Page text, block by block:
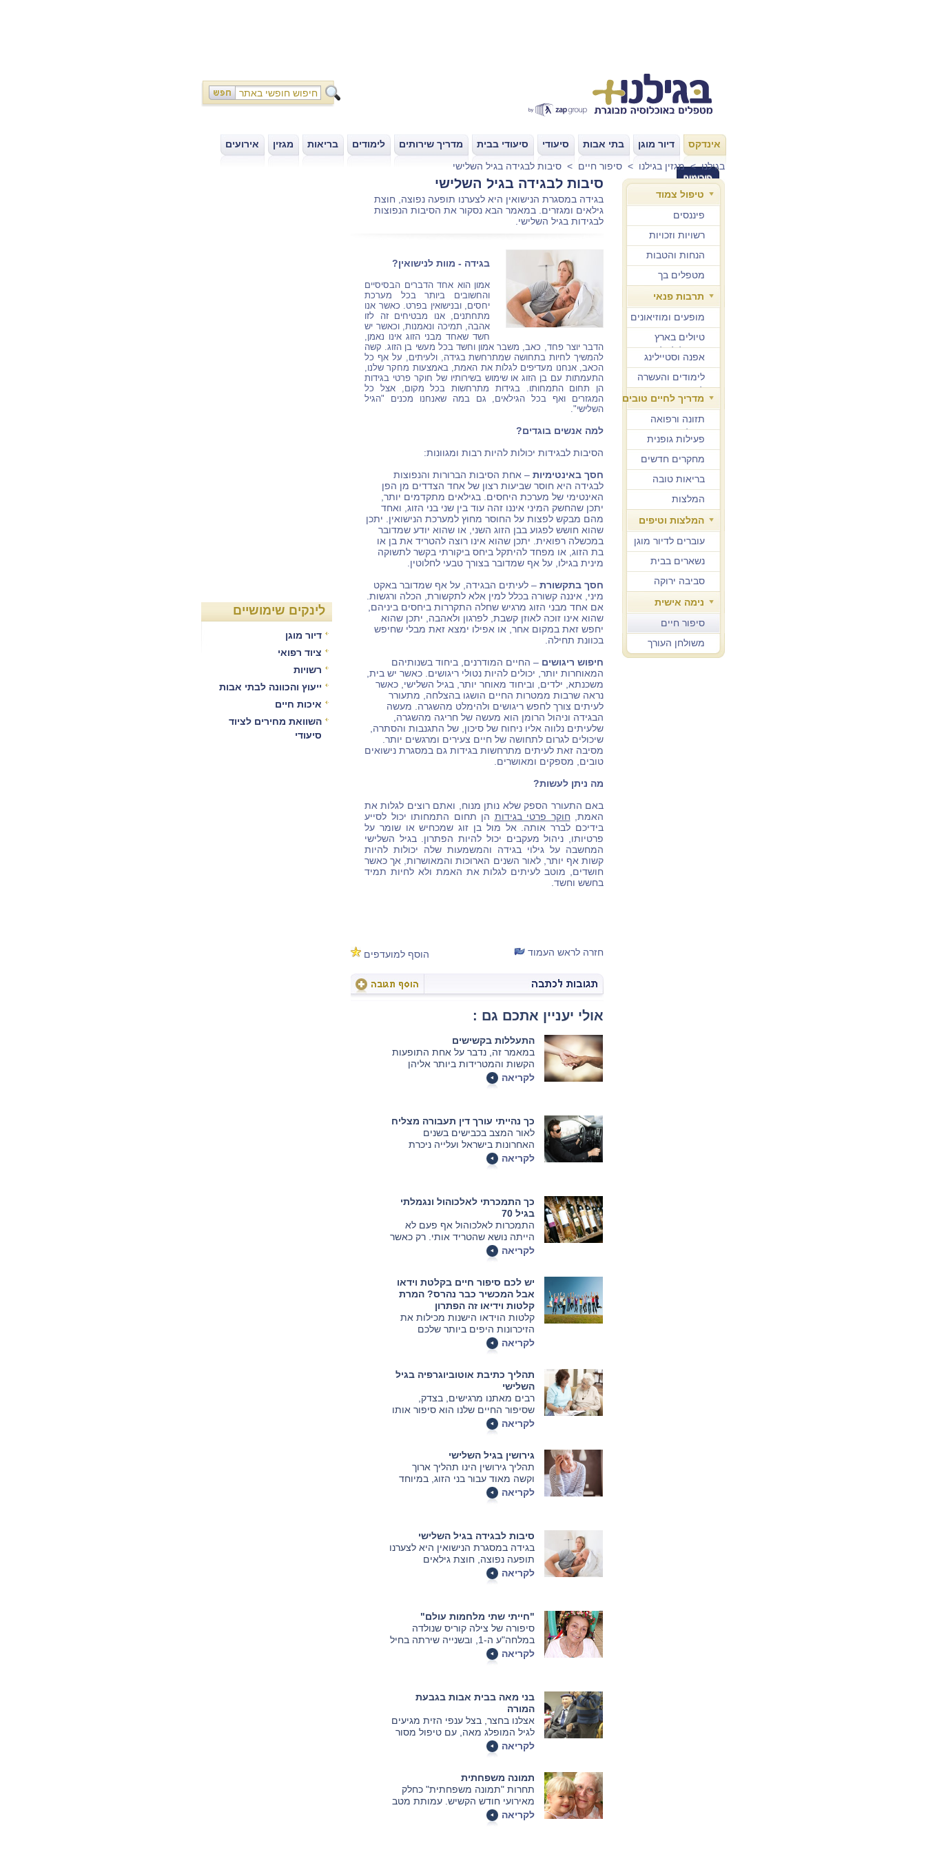
אינדקס דיור מוגן בתי אבות סיעודי סיעודי בבית מדריך שירותים לימודים בריאות מגזין
אירועים
בגילנו>מגזין בגילנו > סיפור חיים > סיבות לבגידה בגיל השלישי
טיפול צמוד
פיננסים
רשויות וזכויות
הנחות והטבות
מטפלים בך
תרבות פנאי
מופעים ומוזיאונים
טיולים בארץ
ובחו"ל לגיל הזהב
אפנה וסטיילינג
לימודים והעשרה
למבוגרים
מדריך לחיים טובים
תזונה ורפואה
משלימה
פעילות גופנית
מחקרים חדשים
בריאות טובה
המלצות
המלצות וטיפים
עוברים לדיור מוגן
נשארים בבית
סביבה ירוקה
נימה אישית
סיפור חיים
משולחן העורך
סיבות לבגידה בגיל השלישי
בגידה במסגרת הנישואין היא לצערנו תופעה נפוצה, חוצת
גילאים ומגזרים. במאמר הבא נסקור את הסיבות הנפוצות
לבגידות בגיל השלישי.
בגידה - מוות לנישואין?
אמון הוא אחד הדברים הבסיסיים
והחשובים ביותר בכל מערכת
יחסים, ובנישואין בפרט. כאשר אנו
מתחתנים, אנו מבטיחים זה לזו
אהבה, תמיכה ונאמנות, וכאשר יש
חשד שאחד מבני הזוג אינו נאמן,
הדבר יוצר פחד, כאב, משבר אמון וחשד בכל מעשי בן הזוג. קשה
להמשיך לחיות בתחושה שמתרחשת בגידה, ולעיתים, על אף כל
הכאב, אנחנו מעדיפים לגלות את האמת, באמצעות מחקר שלנו,
התעמתות עם בן הזוג או שימוש בשירותיו של חוקר פרטי בגידות
הן תחום התמחותו. בגידות מתרחשות בכל מקום, אצל כל
המגזרים ואף בכל הגילאים, גם במה שאנחנו מכנים "הגיל
השלישי".
למה אנשים בוגדים?
הסיבות לבגידות יכולות להיות רבות ומגוונות:
חסך באינטימיות – אחת הסיבות הברורות והנפוצות
לבגידה היא חוסר שביעות רצון של אחד הצדדים מן הפן
האינטימי של מערכת היחסים. בגילאים מתקדמים יותר,
יתכן שהחשק המיני איננו זהה עוד בין שני בני הזוג, ואחד
מהם מבקש לפצות על החוסר מחוץ למערכת הנישואין. יתכן
שהוא חושש לפגוע בבן הזוג השני, או שהוא יודע שמדובר
במכשלה רפואית. יתכן שהוא אינו רוצה להטריד את בן או
בת הזוג, או מפחד להיתקל ביחס ביקורתי בקשר לתשוקה
מינית בגילו, על אף שמדובר בצורך טבעי לחלוטין.
חסך בתקשורת – לעיתים הבגידה, על אף שמדובר באקט
מיני, איננה קשורה בכלל למין אלא לתקשורת, הכלה ורגשות.
אם אחד מבני הזוג מרגיש שחלה התקררות ביחסים ביניהם,
שהוא אינו זוכה לאוזן קשבת, לפרגון ולאהבה, יתכן שהוא
יחפש זאת במקום אחר, או אפילו ימצא זאת מבלי שחיפש
בכוונת תחילה.
חיפוש ריגושים – החיים המודרנים, ביחוד בשנותיהם
המאוחרות יותר, יכולים להיות נטולי ריגושים. כאשר יש בית,
משכנתא, ילדים, וביחוד מאוחר יותר, בגיל השלישי, כאשר
נראה שרבות ממטרות החיים הושגו בהצלחה, מתעורר
לעיתים צורך לחפש ריגושים ולהימלט מהשגרה. מעשה
הבגידה וניהול הרומן הוא מעשה של חריגה מהשגרה,
שלעיתים נלווה אליו ניחוח של סיכון, של התגנבות והסתרה,
שיכולים לגרום לתחושה של חיים צעירים ומרגשים יותר.
מסיבה זאת לעיתים מתרחשות בגידות גם במסגרת נישואים
טובים, מספקים ומאושרים.
מה ניתן לעשות?
באם התעורר הספק שלא נותן מנוח, ואתם רוצים לגלות את
האמת, חוקר פרטי בגידות הן תחום התמחותו יכול לסייע
בידיכם לברר אותה. אל מול בן זוג שמכחיש או שומר על
פרטיותו, ניהול מעקבים יכול להיות הפתרון. בגיל השלישי
המחשבה על גילוי בגידה והמשמעות שלה יכולות להיות
קשות אף יותר, לאור השנים הארוכות והמאושרות, אך כאשר
חושדים, מוטב לעיתים לגלות את האמת ולא לחיות תמיד
בחשש וחשד.
חזרה לראש העמוד הוסף למועדפים
אולי יעניין אתכם גם :
התעללות בקשישים
במאמר זה, נדבר על אחת התופעות
הקשות והמטרידות ביותר אליהן
אנחנו עדים בחברה הישראלית
בשנים האחרונות – תופעת
הזה בצורה היעילה ביותר – בפני
עצמנו או עבור הקרובים שלנו.
לקריאה
כך נהייתי עורך דין תעבורה מצליח
לאור המצב בכבישים בשנים
האחרונות בישראל ועלייה ניכרת
בתאונות דרכים, הדרישה לעורכי דין
המתמחים בדיני תעבורה הולך
וסיזיפי, אך בסופו מובטח מקצוע
מספק, ערכי בעל חשיבות חברתית
וכמובן, שכר הולם.
לקריאה
כך התמכרתי לאלכוהול ונגמלתי
בגיל 70
התמכרות לאלכוהול אף פעם לא
הייתה נושא שהטריד אותי. רק כאשר
הגעתי לגיל הזהב הבנתי שמדובר על
בעיה רצינית, שפוגעת לא רק
ובאנשים החשובים לי ביותר.
לקריאה
יש לכם סיפור חיים בקלטת וידאו
אבל המכשיר כבר נהרס? המרת
קלטות וידיאו זה הפתרון
קלטות הוידאו הישנות מכילות את
הזיכרונות היפים ביותר שלכם
לקריאה
תהליך כתיבת אוטוביוגרפיה בגיל
השלישי
רבים מאתנו מרגישים, בצדק,
שסיפור החיים שלנו הוא סיפור אותו
ראוי לספר – וראוי להעלות על
הכתב. אנחנו מדברים על כתיבה של
להתחיל ואיך לבצע תהליך ארוך
ומקיף שכזה – כבני ובנות הגיל
השלישי, עם חיים ארוכים ומעניינים.
לקריאה
גירושין בגיל השלישי
תהליך גירושין הינו תהליך ארוך
וקשה מאוד עבור בני הזוג, במיוחד
כאשר מדובר בגירושין בגיל השלישי
לאחר שנים רבות וארוכות של זוגיות.
פרטיים, פסיכולוגים, מגשרים, ועוד.
לקריאה
סיבות לבגידה בגיל השלישי
בגידה במסגרת הנישואין היא לצערנו
תופעה נפוצה, חוצת גילאים
ומגזרים. במאמר הבא נסקור את
הסיבות הנפוצות לבגידות בגיל
לקריאה
"חייתי שתי מלחמות עולם"
סיפורה של צילה קוריס שנולדה
במלחה"ע ה-1, ובשנייה שירתה בחיל
הרפואה הבריטי
לקריאה
בני מאה בבית אבות בגבעת
המורה
אצלנו בחצר, בצל ענפי הזית מגיעים
לגיל המופלג מאה, עם טיפול מסור
אמרה שכל כך נקי כאן, והיא חיה בגן
לקריאה
תמונה משפחתית
תחרות "תמונה משפחתית" כחלק
מאירועי חודש הקשיש. עמותת מטב
בשיתוף עם אתר walla.
לקריאה
לינקים שימושיים
דיור מוגן
ציוד רפואי
רשויות
ייעוץ והכוונה לבתי אבות
איכות חיים
השוואת מחירים לציוד
סיעודי